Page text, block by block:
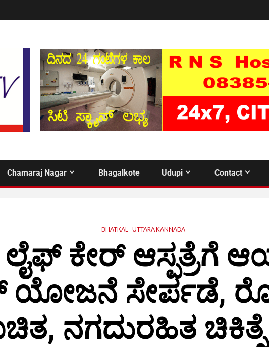
Chamaraj Nagar Bhagalkote Udupi Contact
BHATKAL UTTARA KANNADA
ಕೇರ್ ಆಸ್ಪತ್ರೆಗೆ
ಯೋಜನೆ ಸೇರ್ಪಡೆ,
ನಗದುರಹಿತ ಚಿಕಿತ್ಸೆ